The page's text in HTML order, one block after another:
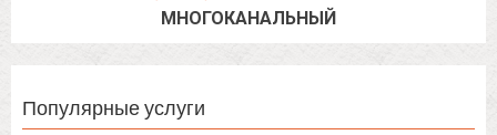
МНОГОКАНАЛЬНЫЙ
Популярные услуги